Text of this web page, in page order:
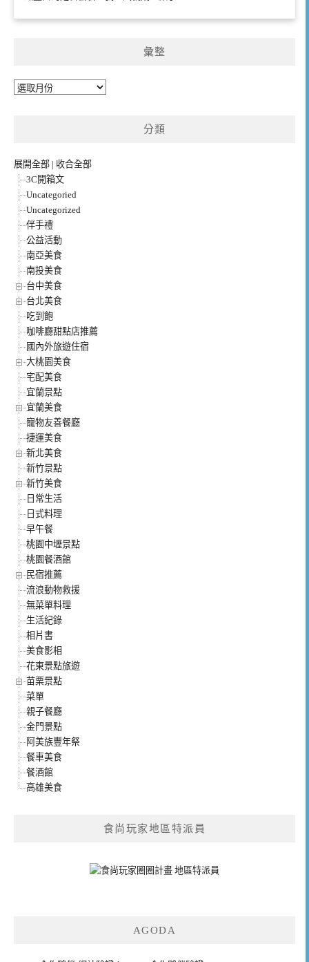
彙整
彙
分類
展開全部 | 收合全部
3C開箱文
Uncategoried
Uncategorized
伴手禮
公益活動
南亞美食
南投美食
台中美食
台北美食
吃到飽
咖啡廳甜點店推薦
國內外旅遊住宿
大桃園美食
宅配美食
宜蘭景點
宜蘭美食
寵物友善餐廳
捷運美食
新北美食
新竹景點
新竹美食
日常生活
日式料理
早午餐
桃園中壢景點
桃園餐酒館
民宿推薦
流浪動物救援
無菜單料理
生活紀錄
相片書
美食影相
花東景點旅遊
苗栗景點
菜單
親子餐廳
金門景點
阿美族豐年祭
餐車美食
餐酒館
高雄美食
食尚玩家地區特派員
AGODA